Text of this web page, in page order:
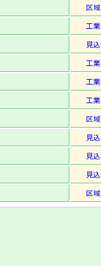
区
工
見
工
工
工
区
見
見
見
区